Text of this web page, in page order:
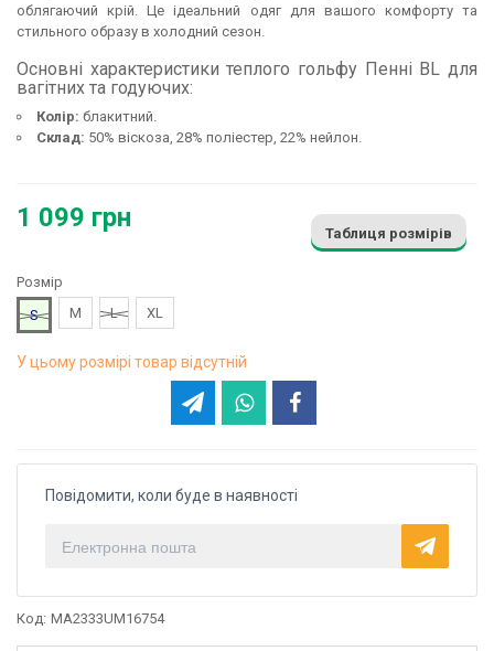
облягаючий крій. Це ідеальний одяг для вашого комфорту та
стильного образу в холодний сезон.
Основні характеристики теплого гольфу Пенні BL для
вагітних та годуючих:
Колір: блакитний.
Склад: 50% віскоза, 28% поліестер, 22% нейлон.
1 099 грн
Таблиця розмірів
Розмір
S
M L XL
У цьому розмірі товар відсутній
Повідомити, коли буде в наявності
Код: MA2333UM16754